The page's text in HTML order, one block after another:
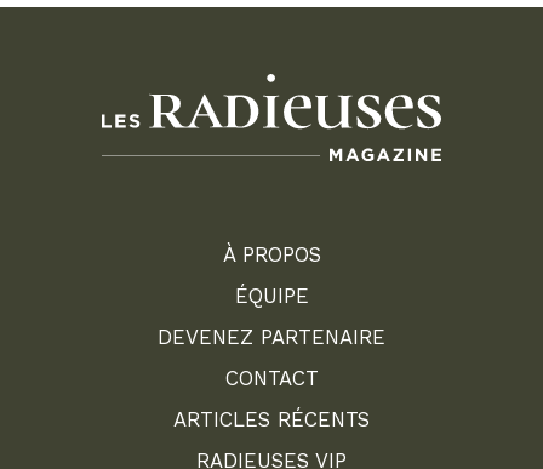
À PROPOS
ÉQUIPE
DEVENEZ PARTENAIRE
CONTACT
ARTICLES RÉCENTS
RADIEUSES VIP